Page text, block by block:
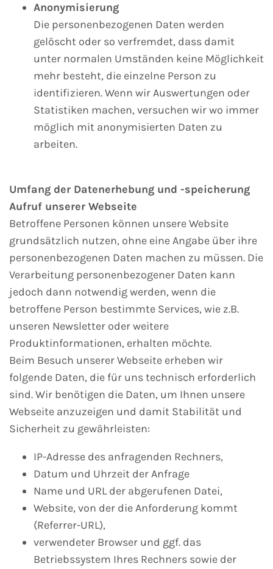
Anonymisierung
Die personenbezogenen Daten werden
gelöscht oder so verfremdet, dass damit
unter normalen Umständen keine Möglichkeit
mehr besteht, die einzelne Person zu
identifizieren. Wenn wir Auswertungen oder
Statistiken machen, versuchen wir wo immer
möglich mit anonymisierten Daten zu
arbeiten.
Umfang der Datenerhebung und -speicherung
Aufruf unserer Webseite
Betroffene Personen können unsere Website
grundsätzlich nutzen, ohne eine Angabe über ihre
personenbezogenen Daten machen zu müssen. Die
Verarbeitung personenbezogener Daten kann
jedoch dann notwendig werden, wenn die
betroffene Person bestimmte Services, wie z.B.
unseren Newsletter oder weitere
Produktinformationen, erhalten möchte.
Beim Besuch unserer Webseite erheben wir
folgende Daten, die für uns technisch erforderlich
sind. Wir benötigen die Daten, um Ihnen unsere
Webseite anzuzeigen und damit Stabilität und
Sicherheit zu gewährleisten:
IP-Adresse des anfragenden Rechners,
Datum und Uhrzeit der Anfrage
Name und URL der abgerufenen Datei,
Website, von der die Anforderung kommt
(Referrer-URL),
verwendeter Browser und ggf. das
Betriebssystem Ihres Rechners sowie der